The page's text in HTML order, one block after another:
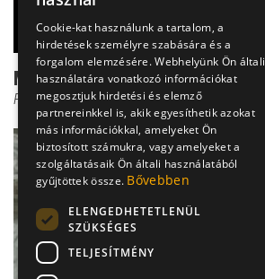
Magzati szívritmuszavar
Prof. Dr. Kádár Krisztina
Cookie-kat használunk a tartalom, a
hirdetések személyre szabására és a
forgalom elemzésére. Webhelyünk Ön általi
használatára vonatkozó információkat
megosztjuk hirdetési és elemző
partnereinkkel is, akik egyesíthetik azokat
más információkkal, amelyeket Ön
biztosított számukra, vagy amelyeket a
szolgáltatásaik Ön általi használatából
gyűjtöttek össze. Bővebben
ELENGEDHETETLENÜL
SZÜKSÉGES
TELJESÍTMÉNY